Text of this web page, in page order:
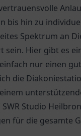
bis hin zu
Spektrum an
sein. Hier gibt es
nur einen
die
Studio
für die gesamte